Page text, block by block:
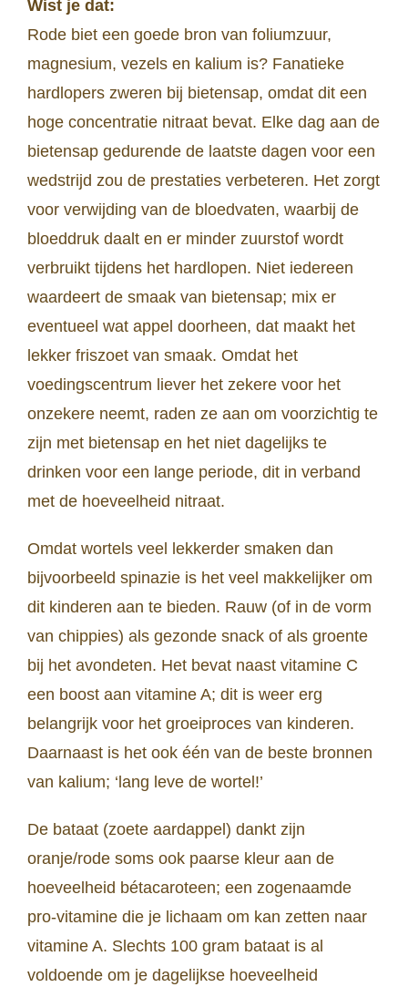
Wist je dat:
Rode biet een goede bron van foliumzuur,
magnesium, vezels en kalium is? Fanatieke
hardlopers zweren bij bietensap, omdat dit een
hoge concentratie nitraat bevat. Elke dag aan de
bietensap gedurende de laatste dagen voor een
wedstrijd zou de prestaties verbeteren. Het zorgt
voor verwijding van de bloedvaten, waarbij de
bloeddruk daalt en er minder zuurstof wordt
verbruikt tijdens het hardlopen. Niet iedereen
waardeert de smaak van bietensap; mix er
eventueel wat appel doorheen, dat maakt het
lekker friszoet van smaak. Omdat het
voedingscentrum liever het zekere voor het
onzekere neemt, raden ze aan om voorzichtig te
zijn met bietensap en het niet dagelijks te
drinken voor een lange periode, dit in verband
met de hoeveelheid nitraat.
Omdat wortels veel lekkerder smaken dan
bijvoorbeeld spinazie is het veel makkelijker om
dit kinderen aan te bieden. Rauw (of in de vorm
van chippies) als gezonde snack of als groente
bij het avondeten. Het bevat naast vitamine C
een boost aan vitamine A; dit is weer erg
belangrijk voor het groeiproces van kinderen.
Daarnaast is het ook één van de beste bronnen
van kalium; ‘lang leve de wortel!’
De bataat (zoete aardappel) dankt zijn
oranje/rode soms ook paarse kleur aan de
hoeveelheid bétacaroteen; een zogenaamde
pro-vitamine die je lichaam om kan zetten naar
vitamine A. Slechts 100 gram bataat is al
voldoende om je dagelijkse hoeveelheid